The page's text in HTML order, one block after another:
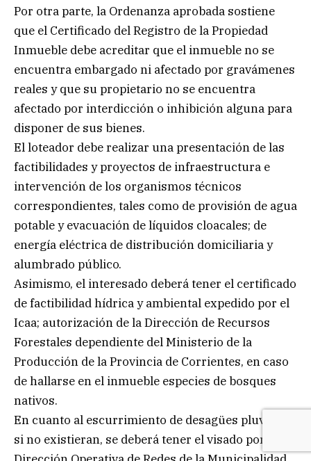
Por otra parte, la Ordenanza aprobada sostiene
que el Certificado del Registro de la Propiedad
Inmueble debe acreditar que el inmueble no se
encuentra embargado ni afectado por gravámenes
reales y que su propietario no se encuentra
afectado por interdicción o inhibición alguna para
disponer de sus bienes.
El loteador debe realizar una presentación de las
factibilidades y proyectos de infraestructura e
intervención de los organismos técnicos
correspondientes, tales como de provisión de agua
potable y evacuación de líquidos cloacales; de
energía eléctrica de distribución domiciliaria y
alumbrado público.
Asimismo, el interesado deberá tener el certificado
de factibilidad hídrica y ambiental expedido por el
Icaa; autorización de la Dirección de Recursos
Forestales dependiente del Ministerio de la
Producción de la Provincia de Corrientes, en caso
de hallarse en el inmueble especies de bosques
nativos.
En cuanto al escurrimiento de desagües pluviales,
si no existieran, se deberá tener el visado por la